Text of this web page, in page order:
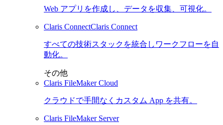
Web アプリを作成し、データを収集、可視化。
Claris ConnectClaris Connect
すべての技術スタックを統合しワークフローを自
動化。
その他
Claris FileMaker Cloud
クラウドで手間なくカスタム App を共有。
Claris FileMaker Server